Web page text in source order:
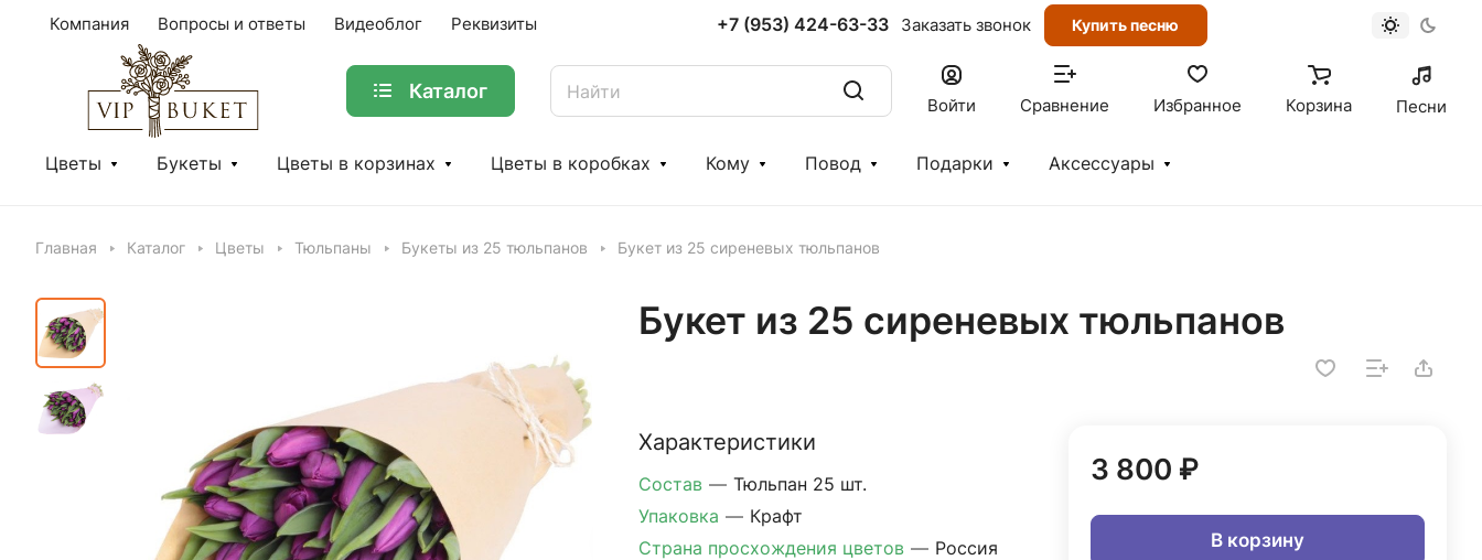
Компания Вопросы и ответы Видеоблог Реквизиты +7 (953) 424-63-33 Заказать звонок Купить песню
Каталог
Войти Сравнение Избранное Корзина Песни
Цветы Букеты Цветы в корзинах Цветы в коробках Кому Повод Подарки Аксессуары
Главная Каталог Цветы Тюльпаны Букеты из 25 тюльпанов Букет из 25 сиреневых тюльпанов
Букет из 25 сиреневых тюльпанов
Характеристики
Состав — Тюльпан 25 шт.
Упаковка — Крафт
Страна просхождения цветов — Россия
3 800 ₽
В корзину